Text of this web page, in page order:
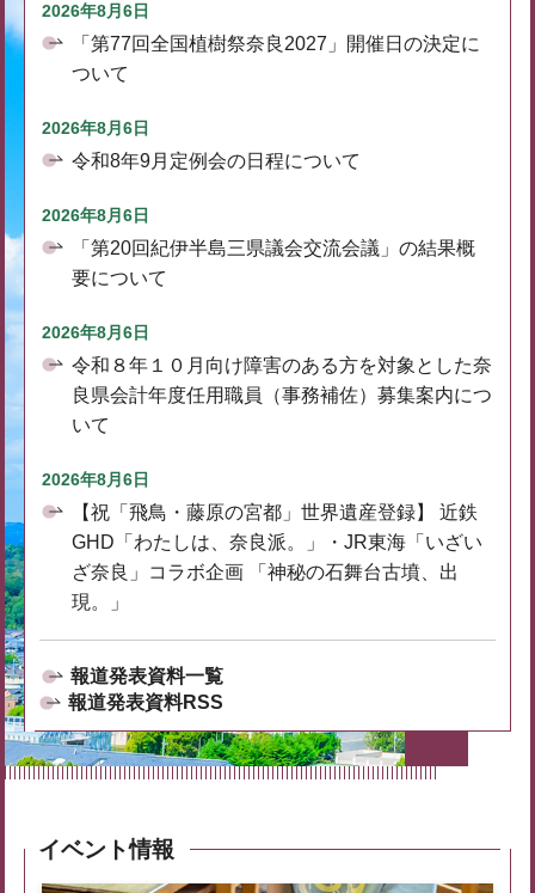
2026年8月6日
「第77回全国植樹祭奈良2027」開催日の決定に
ついて
2026年8月6日
令和8年9月定例会の日程について
2026年8月6日
「第20回紀伊半島三県議会交流会議」の結果概
要について
2026年8月6日
令和８年１０月向け障害のある方を対象とした奈
良県会計年度任用職員（事務補佐）募集案内につ
いて
2026年8月6日
【祝「飛鳥・藤原の宮都」世界遺産登録】 近鉄
GHD「わたしは、奈良派。」・JR東海「いざい
ざ奈良」コラボ企画 「神秘の石舞台古墳、出
現。」
報道発表資料一覧
報道発表資料RSS
イベント情報